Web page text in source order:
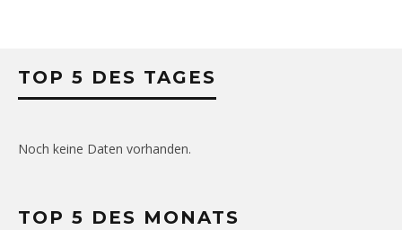
TOP 5 DES TAGES
Noch keine Daten vorhanden.
TOP 5 DES MONATS